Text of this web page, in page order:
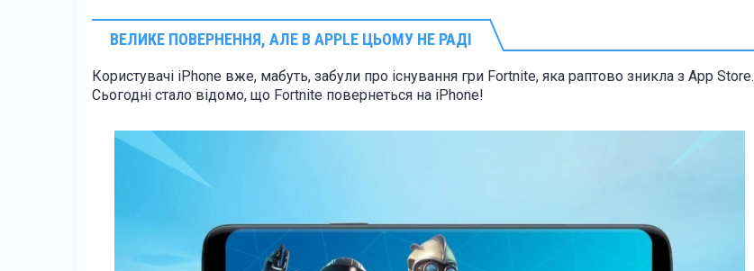
ВЕЛИКЕ ПОВЕРНЕННЯ, АЛЕ В APPLE ЦЬОМУ НЕ РАДІ
Користувачі iPhone вже, мабуть, забули про існування гри Fortnite, яка раптово зникла з App Store.
Сьогодні стало відомо, що Fortnite повернеться на iPhone!